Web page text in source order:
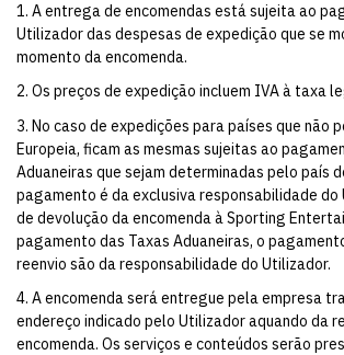
1. A entrega de encomendas está sujeita ao
Utilizador das despesas de expedição que se
momento da encomenda.
2. Os preços de expedição incluem IVA à taxa
3. No caso de expedições para países que não
Europeia, ficam as mesmas sujeitas ao
Aduaneiras que sejam determinadas pelo país
pagamento é da exclusiva responsabilidade do
de devolução da encomenda à Sporting
pagamento das Taxas Aduaneiras, o
reenvio são da responsabilidade do Utilizador.
4. A encomenda será entregue pela empresa
endereço indicado pelo Utilizador aquando da
encomenda. Os serviços e conteúdos serão